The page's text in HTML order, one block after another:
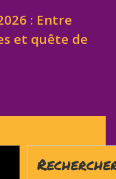
: Entre
et quête de